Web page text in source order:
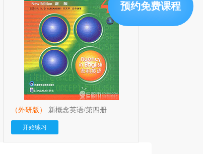
预约免费课程
（外研版） 新概念英语/第四册
开始练习